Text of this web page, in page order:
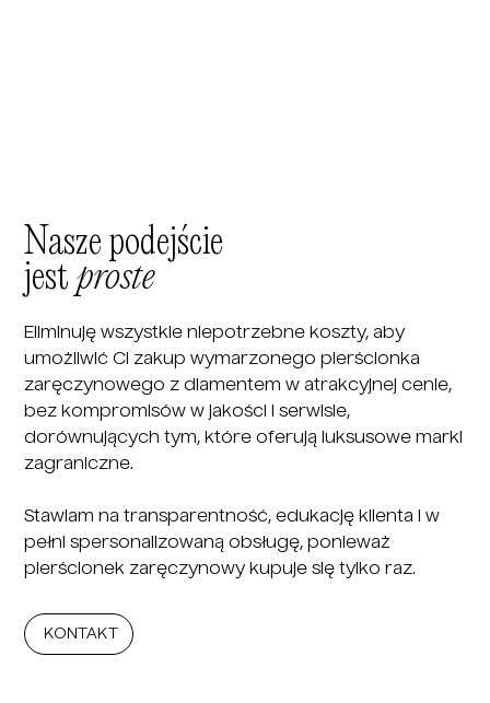
Nasze podejście
jestproste
Eliminuję wszystkie niepotrzebne koszty, aby
umożliwić Ci zakup wymarzonego pierścionka
zaręczynowego z diamentem w atrakcyjnej cenie,
bez kompromisów w jakości i serwisie,
dorównujących tym, które oferują luksusowe marki
zagraniczne.
Stawiam na transparentność, edukację klienta i w
pełni spersonalizowaną obsługę, ponieważ
pierścionek zaręczynowy kupuje się tylko raz.
KONTAKT